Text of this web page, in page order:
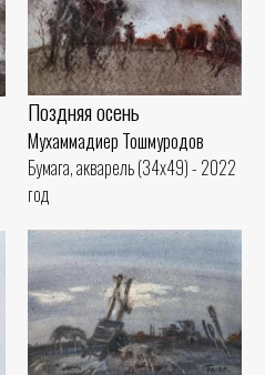
Поздняя осень
Мухаммадиер Тошмуродов
Бумага, акварель (34x49) - 2022
год